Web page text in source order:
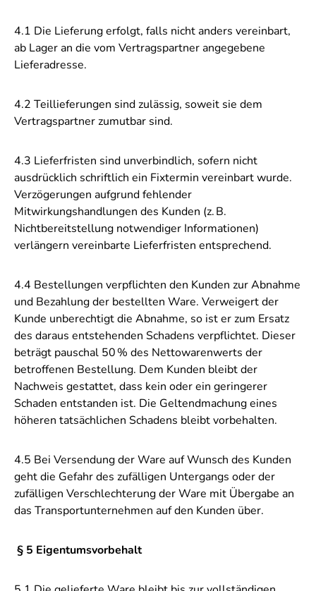
4.1 Die Lieferung erfolgt, falls nicht anders vereinbart,
ab Lager an die vom Vertragspartner angegebene
Lieferadresse.
4.2 Teillieferungen sind zulässig, soweit sie dem
Vertragspartner zumutbar sind.
4.3 Lieferfristen sind unverbindlich, sofern nicht
ausdrücklich schriftlich ein Fixtermin vereinbart wurde.
Verzögerungen aufgrund fehlender
Mitwirkungshandlungen des Kunden (z.B.
Nichtbereitstellung notwendiger Informationen)
verlängern vereinbarte Lieferfristen entsprechend.
4.4 Bestellungen verpflichten den Kunden zur Abnahme
und Bezahlung der bestellten Ware. Verweigert der
Kunde unberechtigt die Abnahme, so ist er zum Ersatz
des daraus entstehenden Schadens verpflichtet. Dieser
beträgt pauschal 50% des Nettowarenwerts der
betroffenen Bestellung. Dem Kunden bleibt der
Nachweis gestattet, dass kein oder ein geringerer
Schaden entstanden ist. Die Geltendmachung eines
höheren tatsächlichen Schadens bleibt vorbehalten.
4.5 Bei Versendung der Ware auf Wunsch des Kunden
geht die Gefahr des zufälligen Untergangs oder der
zufälligen Verschlechterung der Ware mit Übergabe an
das Transportunternehmen auf den Kunden über.
§ 5 Eigentumsvorbehalt